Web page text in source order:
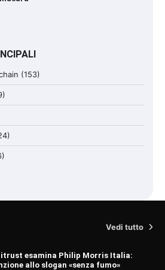
(153)
Vedi tutto
esamina Philip Morris Italia:
allo slogan «senza fumo»